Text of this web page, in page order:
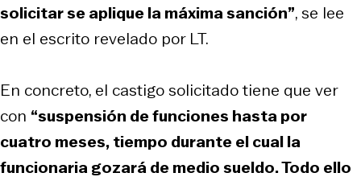
solicitar se aplique la máxima sanción”, se lee
en el escrito revelado por LT.
En concreto, el castigo solicitado tiene que ver
con “suspensión de funciones hasta por
cuatro meses, tiempo durante el cual la
funcionaria gozará de medio sueldo. Todo ello